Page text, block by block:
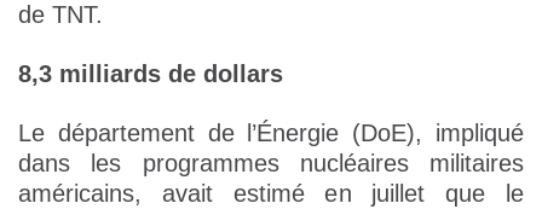
de TNT.
8,3 milliards de dollars
Le département de l’Énergie (DoE), impliqué
dans les programmes nucléaires militaires
américains, avait estimé en juillet que le